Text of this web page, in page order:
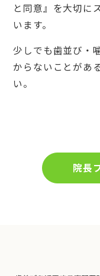
と同意』を大切に
います。
少しでも歯並び・
からないことがあ
い。
院長